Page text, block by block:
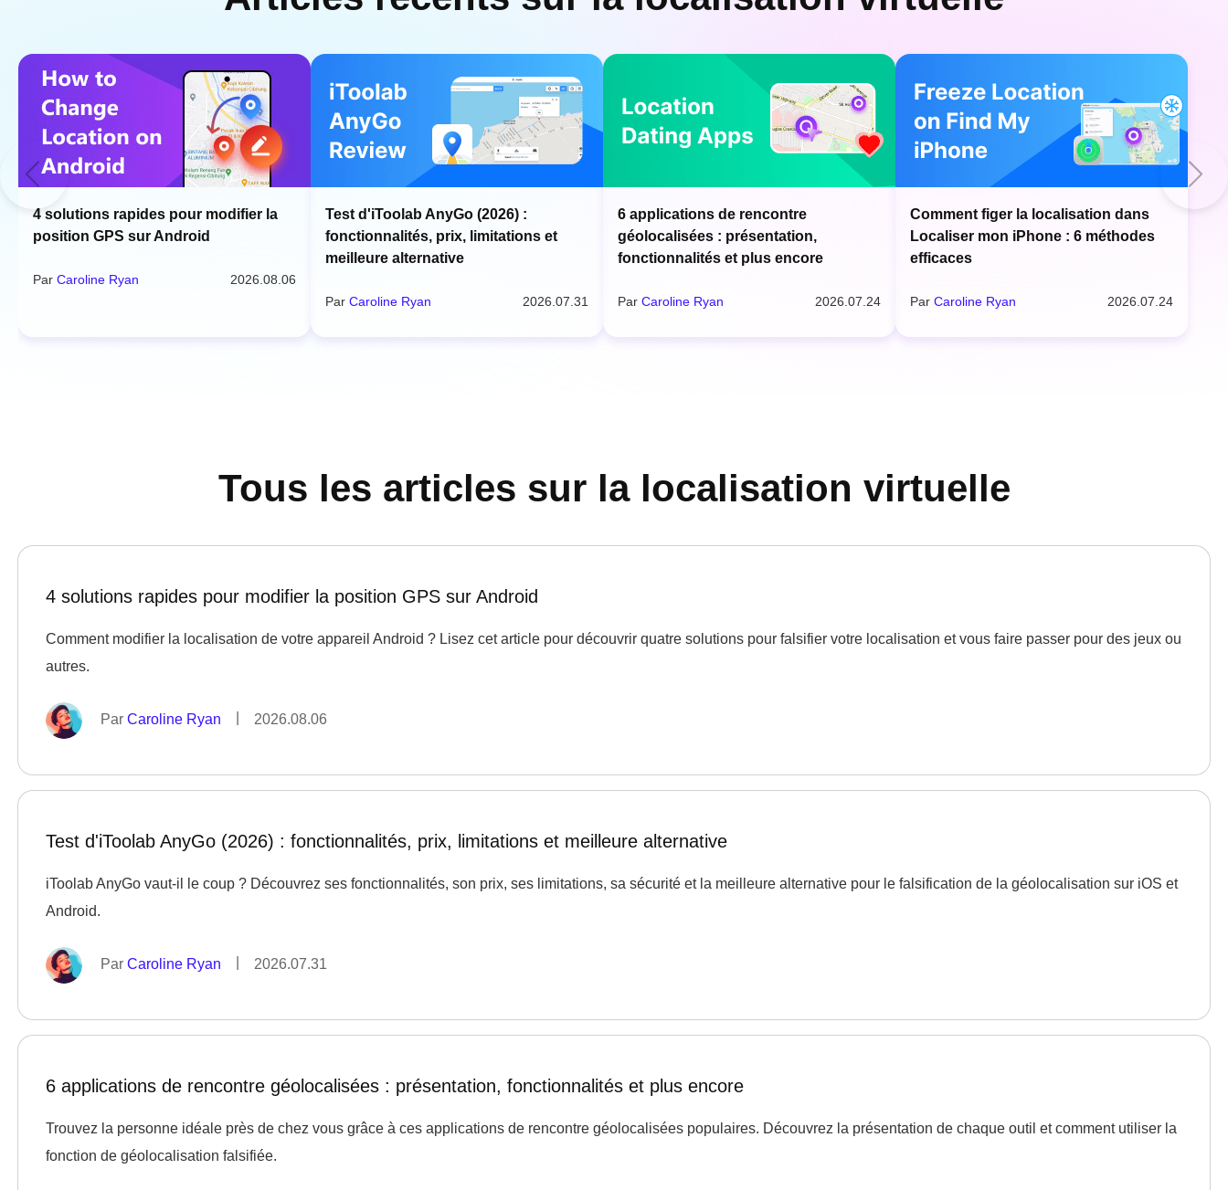
4 solutions rapides pour modifier la
position GPS sur Android
Par Caroline Ryan 2026.08.06
Test d'iToolab AnyGo (2026) :
fonctionnalités, prix, limitations et
meilleure alternative
Par Caroline Ryan 2026.07.31
6 applications de rencontre
géolocalisées : présentation,
fonctionnalités et plus encore
Par Caroline Ryan 2026.07.24
Comment figer la localisation dans
Localiser mon iPhone : 6 méthodes
efficaces
Par Caroline Ryan 2026.07.24
Tous les articles sur la localisation virtuelle
4 solutions rapides pour modifier la position GPS sur Android
Comment modifier la localisation de votre appareil Android ? Lisez cet article pour découvrir quatre solutions pour falsifier votre localisation et vous faire passer pour des jeux ou
autres.
Par Caroline Ryan 2026.08.06
Test d'iToolab AnyGo (2026) : fonctionnalités, prix, limitations et meilleure alternative
iToolab AnyGo vaut-il le coup ? Découvrez ses fonctionnalités, son prix, ses limitations, sa sécurité et la meilleure alternative pour le falsification de la géolocalisation sur iOS et
Android.
Par Caroline Ryan 2026.07.31
6 applications de rencontre géolocalisées : présentation, fonctionnalités et plus encore
Trouvez la personne idéale près de chez vous grâce à ces applications de rencontre géolocalisées populaires. Découvrez la présentation de chaque outil et comment utiliser la
fonction de géolocalisation falsifiée.